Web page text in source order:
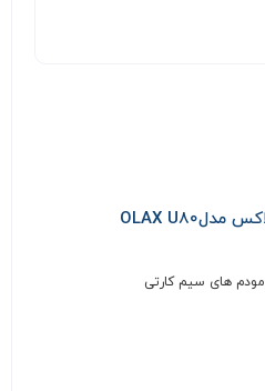
مودم های سیم کارتی